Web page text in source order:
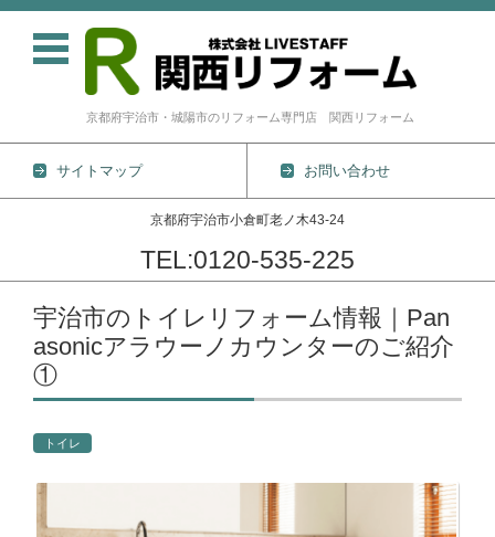
京都府宇治市・城陽市のリフォーム専門店 関西リフォーム
サイトマップ お問い合わせ
京都府宇治市小倉町老ノ木43-24
TEL:0120-535-225
コンテンツに移動
宇治市のトイレリフォーム情報｜Pan
asonicアラウーノカウンターのご紹介
①
トイレ